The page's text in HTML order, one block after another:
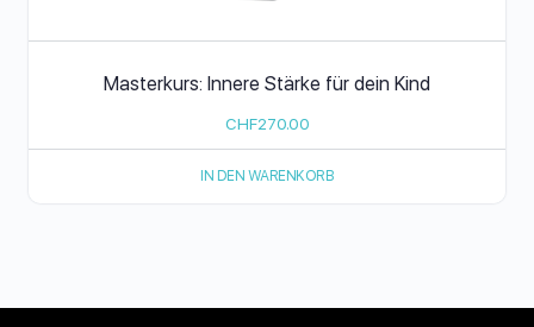
Masterkurs: Innere Stärke für dein Kind
CHF270.00
IN DEN WARENKORB